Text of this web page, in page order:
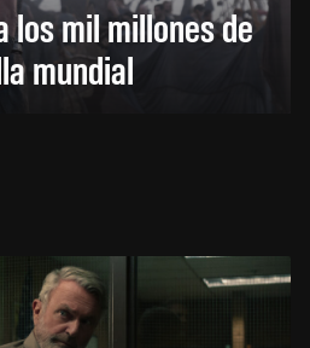
los mil millones de
mundial